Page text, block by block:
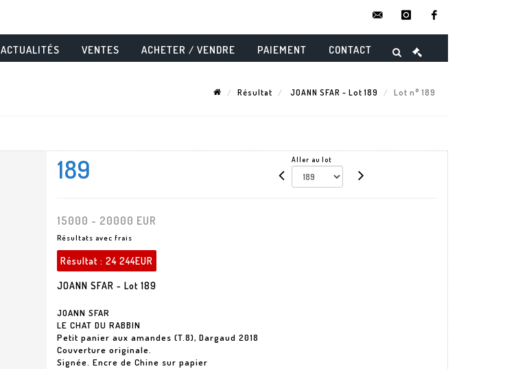
instagram
ACTUALITÉS VENTES ACHETER / VENDRE PAIEMENT CONTACT
Résultat JOANN SFAR - Lot 189 Lot n° 189
189 Aller au lot
15000 - 20000 EUR
Résultats avec frais
Résultat : 24 244EUR
JOANN SFAR - Lot 189
JOANN SFAR
LE CHAT DU RABBIN
Petit panier aux amandes (T.8), Dargaud 2018
Couverture originale.
Signée. Encre de Chine sur papier